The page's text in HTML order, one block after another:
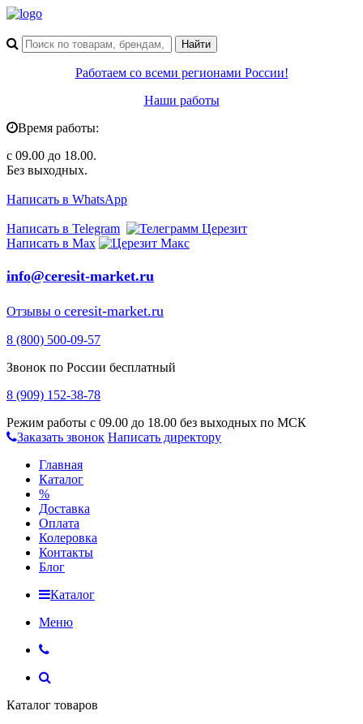
Работаем со всеми регионами России!
Наши работы
Время работы:
с 09.00 до 18.00.
Без выходных.
Написать в WhatsApp
Написать в Telegram
Написать в Max
info@ceresit-market.ru
Отзывы о ceresit-market.ru
8 (800) 500-09-57
Звонок по России бесплатный
8 (909) 152-38-78
Режим работы с 09.00 до 18.00 без выходных по МСК
Заказать звонок Написать директору
Главная
Каталог
%
Доставка
Оплата
Колеровка
Контакты
Блог
Каталог
Меню
Каталог товаров